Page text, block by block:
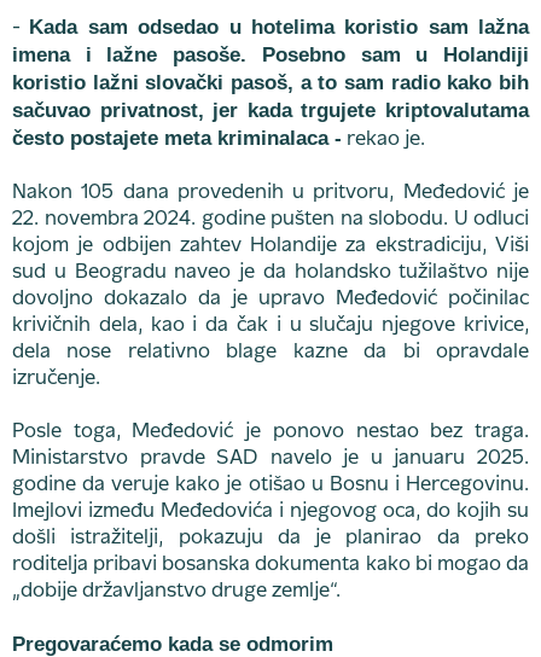
- Kada sam odsedao u hotelima koristio sam lažna
imena i lažne pasoše. Posebno sam u Holandiji
koristio lažni slovački pasoš, a to sam radio kako bih
sačuvao privatnost, jer kada trgujete kriptovalutama
često postajete meta kriminalaca - rekao je.
Nakon 105 dana provedenih u pritvoru, Međedović je
22. novembra 2024. godine pušten na slobodu. U odluci
kojom je odbijen zahtev Holandije za ekstradiciju, Viši
sud u Beogradu naveo je da holandsko tužilaštvo nije
dovoljno dokazalo da je upravo Međedović počinilac
krivičnih dela, kao i da čak i u slučaju njegove krivice,
dela nose relativno blage kazne da bi opravdale
izručenje.
Posle toga, Međedović je ponovo nestao bez traga.
Ministarstvo pravde SAD navelo je u januaru 2025.
godine da veruje kako je otišao u Bosnu i Hercegovinu.
Imejlovi između Međedovića i njegovog oca, do kojih su
došli istražitelji, pokazuju da je planirao da preko
roditelja pribavi bosanska dokumenta kako bi mogao da
„dobije državljanstvo druge zemlje“.
Pregovaraćemo kada se odmorim